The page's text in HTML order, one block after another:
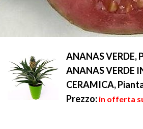
ANANAS VERDE,
ANANAS VERDE
CERAMICA,
Prezzo: in offerta